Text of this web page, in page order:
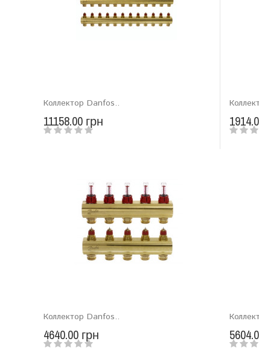
Коллектор Danfos..
11158.00 грн
Коллектор Danfos..
4640.00 грн